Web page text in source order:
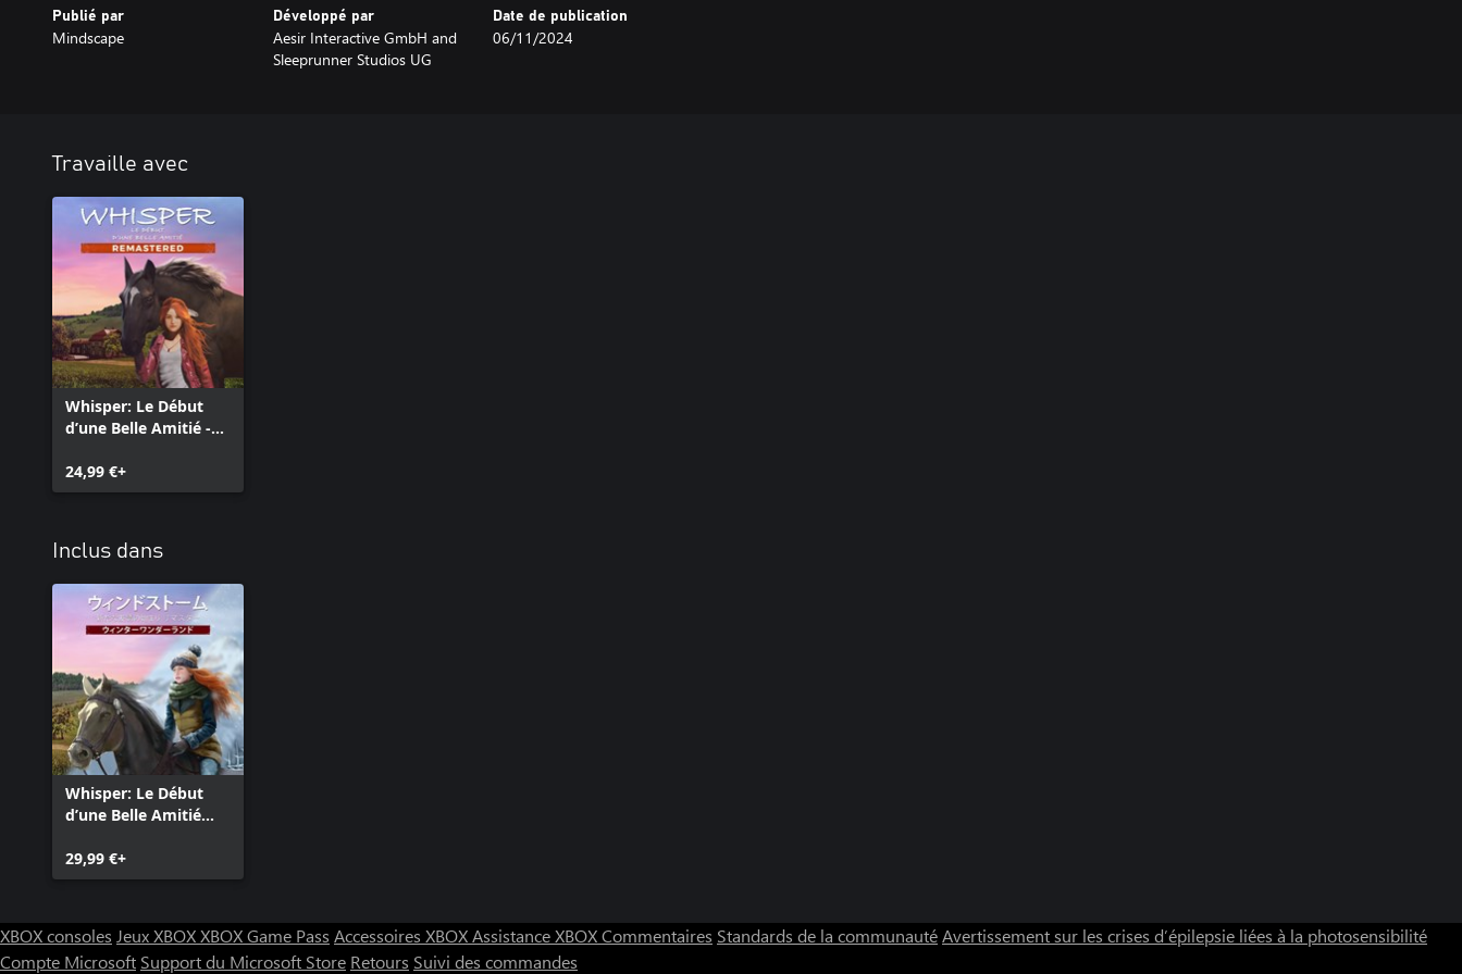
Publié par
Mindscape
Développé par
Aesir Interactive GmbH and
Sleeprunner Studios UG
Date de publication
06/11/2024
Travaille avec
Whisper: Le Début
d’une Belle Amitié -
24,99 €+
Inclus dans
Whisper: Le Début
d’une Belle Amitié
Complete Edition
29,99 €+
XBOX consoles Jeux XBOXXBOX Game Pass Accessoires XBOXAssistance XBOXCommentaires Standards de la communautéAvertissement sur les crises d’épilepsie liées à la photosensibilité
Compte Microsoft Support du Microsoft Store Retours Suivi des commandes